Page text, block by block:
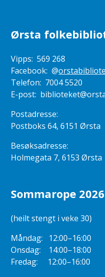
Ørsta
Vipps: 569 268
Facebook: @
Telefon: 7004 5520
E-post:
Postadresse:
Postboks 64, 6151 Ørsta
Besøksadresse:
Holmegata 7, 6153 Ørsta
Sommarope 2026
(heilt stengt i veke 30)
Måndag: 12:00–16:00
Onsdag: 14:00–18:00
Fredag: 12:00–16:00